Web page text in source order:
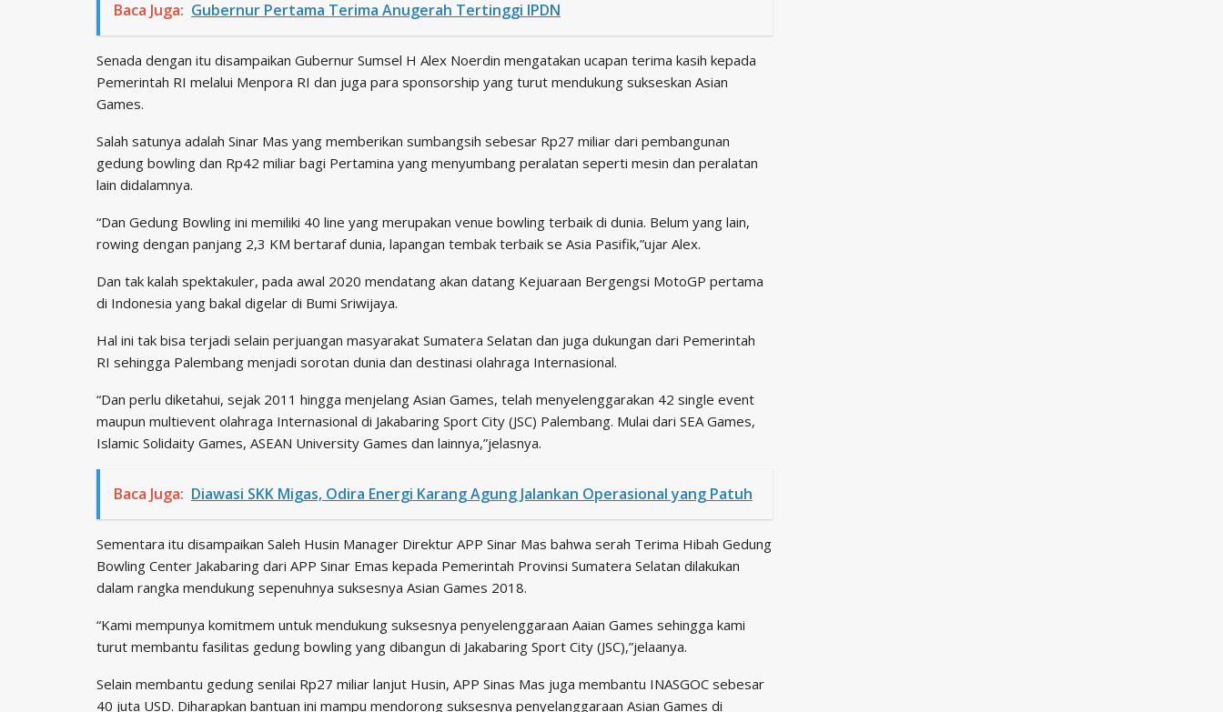
Baca Juga: Gubernur Pertama Terima Anugerah Tertinggi IPDN
Senada dengan itu disampaikan Gubernur Sumsel H Alex Noerdin mengatakan ucapan terima kasih kepada
Pemerintah RI melalui Menpora RI dan juga para sponsorship yang turut mendukung sukseskan Asian
Games.
Salah satunya adalah Sinar Mas yang memberikan sumbangsih sebesar Rp27 miliar dari pembangunan
gedung bowling dan Rp42 miliar bagi Pertamina yang menyumbang peralatan seperti mesin dan peralatan
lain didalamnya.
“Dan Gedung Bowling ini memiliki 40 line yang merupakan venue bowling terbaik di dunia. Belum yang lain,
rowing dengan panjang 2,3 KM bertaraf dunia, lapangan tembak terbaik se Asia Pasifik,”ujar Alex.
Dan tak kalah spektakuler, pada awal 2020 mendatang akan datang Kejuaraan Bergengsi MotoGP pertama
di Indonesia yang bakal digelar di Bumi Sriwijaya.
Hal ini tak bisa terjadi selain perjuangan masyarakat Sumatera Selatan dan juga dukungan dari Pemerintah
RI sehingga Palembang menjadi sorotan dunia dan destinasi olahraga Internasional.
“Dan perlu diketahui, sejak 2011 hingga menjelang Asian Games, telah menyelenggarakan 42 single event
maupun multievent olahraga Internasional di Jakabaring Sport City (JSC) Palembang. Mulai dari SEA Games,
Islamic Solidaity Games, ASEAN University Games dan lainnya,”jelasnya.
Baca Juga: Diawasi SKK Migas, Odira Energi Karang Agung Jalankan Operasional yang Patuh
Sementara itu disampaikan Saleh Husin Manager Direktur APP Sinar Mas bahwa serah Terima Hibah Gedung
Bowling Center Jakabaring dari APP Sinar Emas kepada Pemerintah Provinsi Sumatera Selatan dilakukan
dalam rangka mendukung sepenuhnya suksesnya Asian Games 2018.
“Kami mempunya komitmem untuk mendukung suksesnya penyelenggaraan Aaian Games sehingga kami
turut membantu fasilitas gedung bowling yang dibangun di Jakabaring Sport City (JSC),”jelaanya.
Selain membantu gedung senilai Rp27 miliar lanjut Husin, APP Sinas Mas juga membantu INASGOC sebesar
40 juta USD. Diharapkan bantuan ini mampu mendorong suksesnya penyelanggaraan Asian Games di